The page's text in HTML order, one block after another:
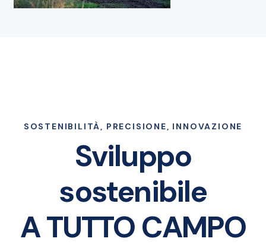
SOSTENIBILITÀ, PRECISIONE, INNOVAZIONE
Sviluppo
sostenibile
A TUTTO CAMPO